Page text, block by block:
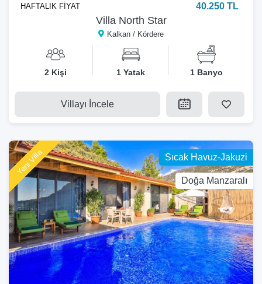
Villa North Star
Kalkan / Kördere
HAFTALIK FİYAT 40.250 TL
2 Kişi 1 Yatak 1 Banyo
Villayı İncele
Sıcak Havuz-Jakuzi
Doğa Manzaralı
Yeni Villa